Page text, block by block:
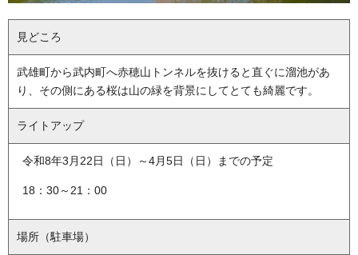
見どころ
武雄町から武内町へ赤穂山トンネルを抜けると直ぐに溜池があ
り、その側にある桜は山の緑を背景にしてとても綺麗です。
ライトアップ
令和8年3月22日（日）～4月5日（日）までの予定
18：30～21：00
場所（駐車場）